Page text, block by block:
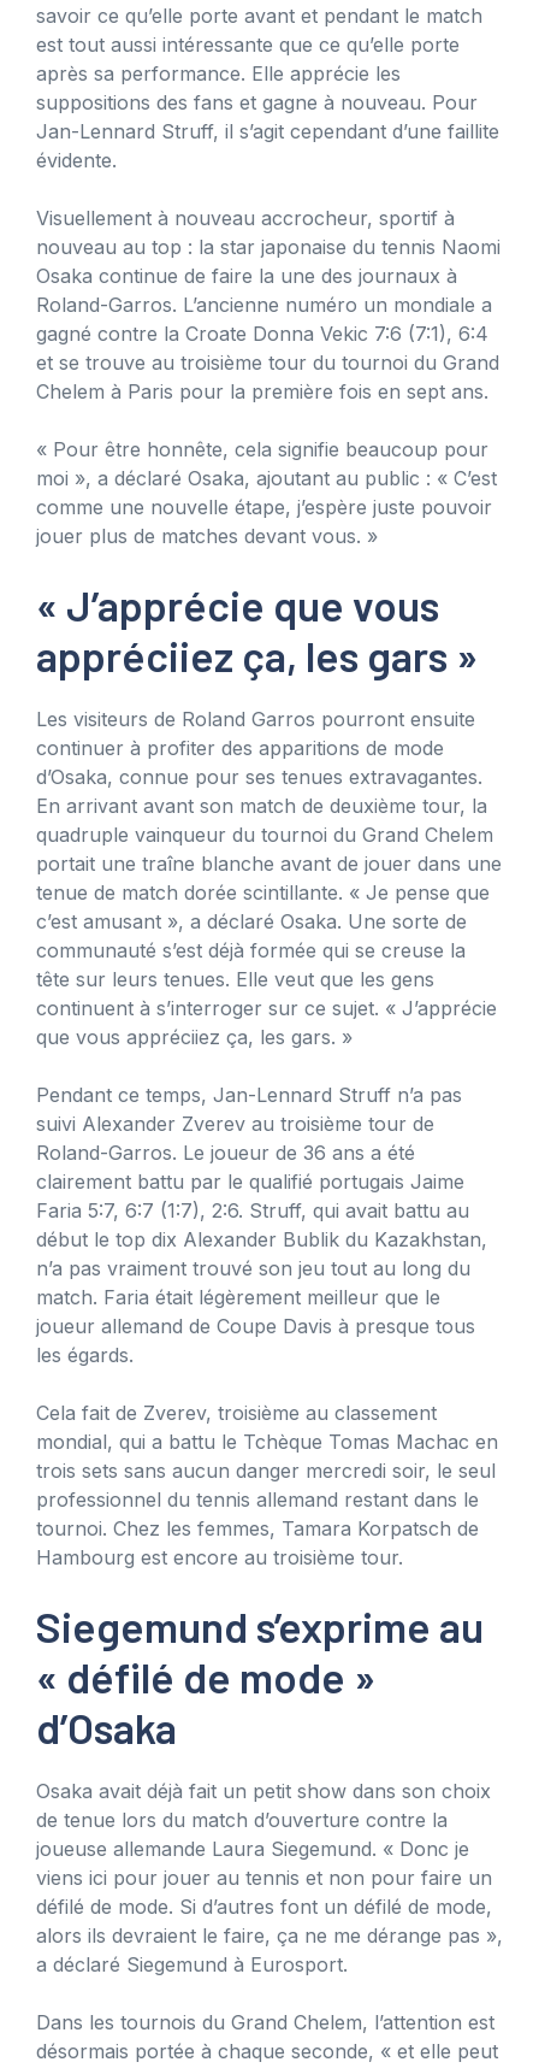
savoir ce qu’elle porte avant et pendant le match
est tout aussi intéressante que ce qu’elle porte
après sa performance. Elle apprécie les
suppositions des fans et gagne à nouveau. Pour
Jan-Lennard Struff, il s’agit cependant d’une faillite
évidente.
Visuellement à nouveau accrocheur, sportif à
nouveau au top : la star japonaise du tennis Naomi
Osaka continue de faire la une des journaux à
Roland-Garros. L’ancienne numéro un mondiale a
gagné contre la Croate Donna Vekic 7:6 (7:1), 6:4
et se trouve au troisième tour du tournoi du Grand
Chelem à Paris pour la première fois en sept ans.
« Pour être honnête, cela signifie beaucoup pour
moi », a déclaré Osaka, ajoutant au public : « C’est
comme une nouvelle étape, j’espère juste pouvoir
jouer plus de matches devant vous. »
« J’apprécie que vous
appréciiez ça, les gars »
Les visiteurs de Roland Garros pourront ensuite
continuer à profiter des apparitions de mode
d’Osaka, connue pour ses tenues extravagantes.
En arrivant avant son match de deuxième tour, la
quadruple vainqueur du tournoi du Grand Chelem
portait une traîne blanche avant de jouer dans une
tenue de match dorée scintillante. « Je pense que
c’est amusant », a déclaré Osaka. Une sorte de
communauté s’est déjà formée qui se creuse la
tête sur leurs tenues. Elle veut que les gens
continuent à s’interroger sur ce sujet. « J’apprécie
que vous appréciiez ça, les gars. »
Pendant ce temps, Jan-Lennard Struff n’a pas
suivi Alexander Zverev au troisième tour de
Roland-Garros. Le joueur de 36 ans a été
clairement battu par le qualifié portugais Jaime
Faria 5:7, 6:7 (1:7), 2:6. Struff, qui avait battu au
début le top dix Alexander Bublik du Kazakhstan,
n’a pas vraiment trouvé son jeu tout au long du
match. Faria était légèrement meilleur que le
joueur allemand de Coupe Davis à presque tous
les égards.
Cela fait de Zverev, troisième au classement
mondial, qui a battu le Tchèque Tomas Machac en
trois sets sans aucun danger mercredi soir, le seul
professionnel du tennis allemand restant dans le
tournoi. Chez les femmes, Tamara Korpatsch de
Hambourg est encore au troisième tour.
Siegemund s’exprime au
« défilé de mode »
d’Osaka
Osaka avait déjà fait un petit show dans son choix
de tenue lors du match d’ouverture contre la
joueuse allemande Laura Siegemund. « Donc je
viens ici pour jouer au tennis et non pour faire un
défilé de mode. Si d’autres font un défilé de mode,
alors ils devraient le faire, ça ne me dérange pas »,
a déclaré Siegemund à Eurosport.
Dans les tournois du Grand Chelem, l’attention est
désormais portée à chaque seconde, « et elle peut